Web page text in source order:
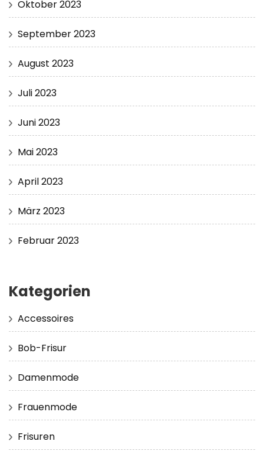
Oktober 2023
September 2023
August 2023
Juli 2023
Juni 2023
Mai 2023
April 2023
März 2023
Februar 2023
Kategorien
Accessoires
Bob-Frisur
Damenmode
Frauenmode
Frisuren